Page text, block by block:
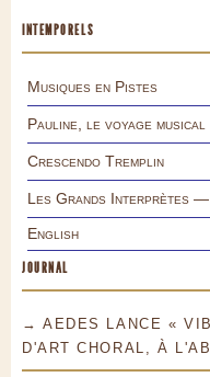
INTEMPORELS
Musiques en Pistes
Pauline, le voyage musical
Crescendo Tremplin
Les Grands Interprètes —
English
JOURNAL
→ AEDES LANCE «
D'ART CHORAL, À